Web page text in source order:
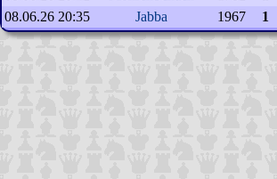
08.06.26 20:35
Jabba 1967 1